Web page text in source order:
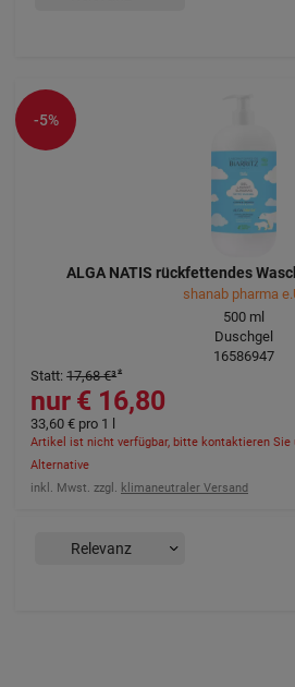
ALGA NATIS rückfettendes
shanab pharma
500 ml
Duschgel
16586947
16,80 €
Statt: 17,68 €³
Artikel ist nicht verfügbar, bitte kontaktieren Sie
Alternative
inkl. Mwst. zzgl. klimaneutraler Versand
33,60 € pro 1 l
-5%